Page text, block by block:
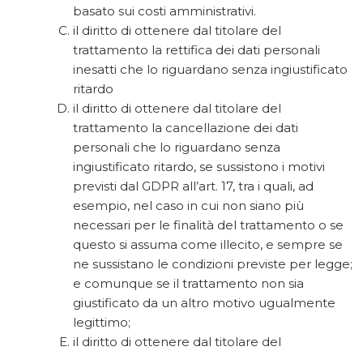
basato sui costi amministrativi.
il diritto di ottenere dal titolare del
trattamento la rettifica dei dati personali
inesatti che lo riguardano senza ingiustificato
ritardo
il diritto di ottenere dal titolare del
trattamento la cancellazione dei dati
personali che lo riguardano senza
ingiustificato ritardo, se sussistono i motivi
previsti dal GDPR all’art. 17, tra i quali, ad
esempio, nel caso in cui non siano più
necessari per le finalità del trattamento o se
questo si assuma come illecito, e sempre se
ne sussistano le condizioni previste per legge;
e comunque se il trattamento non sia
giustificato da un altro motivo ugualmente
legittimo;
il diritto di ottenere dal titolare del